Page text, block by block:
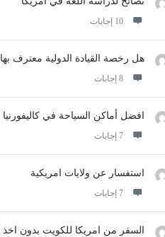
‫10 إجابات
هل رخصة القيادة الدولية معترف
‫8 إجابات
افضل أماكن السياحة في كاليفورنيا
‫7 إجابات
استفسار عن ولايات امريكية
‫7 إجابات
السفر من امريكا للكويت بدون اخذ